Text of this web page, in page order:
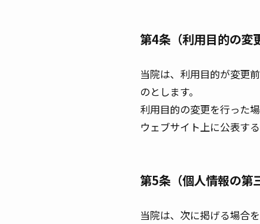
第4条（利用目的の変
当院は、利用目的が変更
のとします。
利用目的の変更を行った
ウェブサイト上に公表する
第5条（個人情報の第
当院は、次に掲げる場合